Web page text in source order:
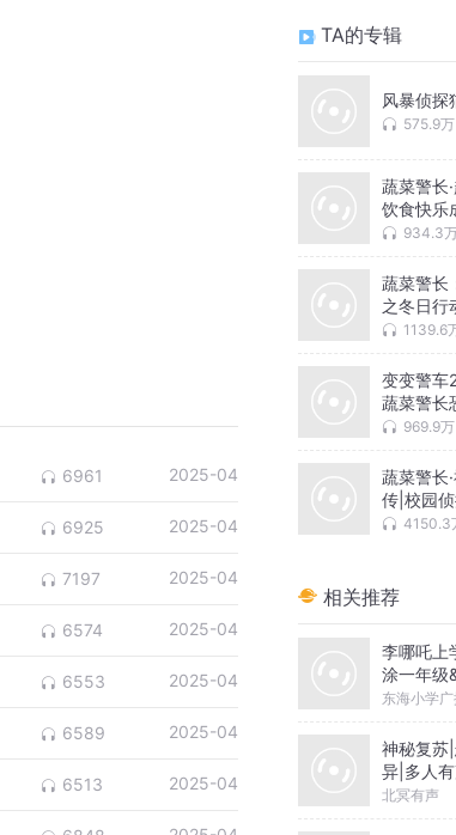
6961 2025-04
6925 2025-04
7197 2025-04
6574 2025-04
6553 2025-04
6589 2025-04
6513 2025-04
TA的专辑
风暴侦探
575.9万
蔬菜警长
饮食快乐
故事934.3
蔬菜警长
之冬日行
1139.6
变变警车
蔬菜警长
969.9万
蔬菜警长
传|校园
4150.3
相关推荐
李哪吒上
涂一年级
级
东海小学
神秘复苏
异|多人
北冥有声